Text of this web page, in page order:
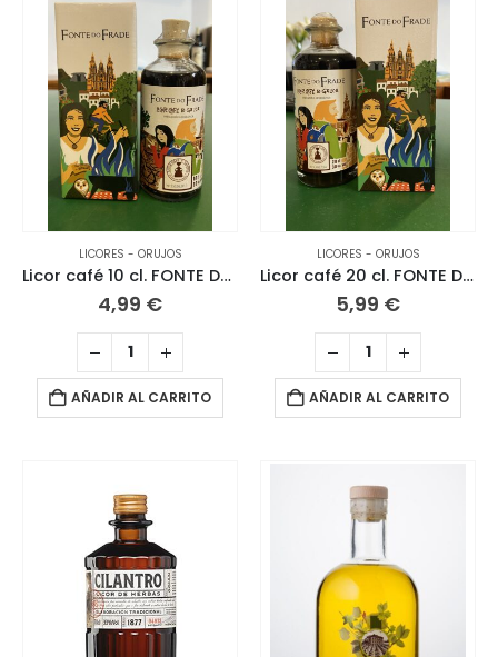
LICORES - ORUJOS
Licor café 10 cl. FONTE DO FRADE
4,99 €
AÑADIR AL CARRITO
LICORES - ORUJOS
Licor café 20 cl. FONTE DO FRADE
5,99 €
AÑADIR AL CARRITO